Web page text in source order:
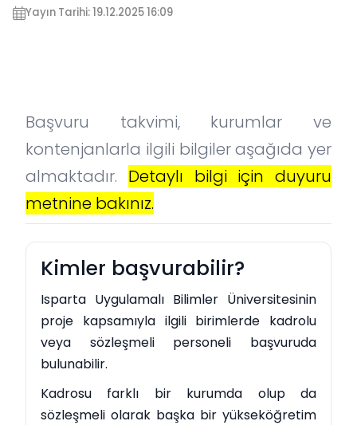
Yayın Tarihi: 19.12.2025 16:09
Başvuru takvimi, kurumlar ve
kontenjanlarla ilgili bilgiler aşağıda yer
almaktadır. Detaylı bilgi için duyuru
metnine bakınız.
Kimler başvurabilir?
Isparta Uygulamalı Bilimler Üniversitesinin
proje kapsamıyla ilgili birimlerde kadrolu
veya sözleşmeli personeli başvuruda
bulunabilir.
Kadrosu farklı bir kurumda olup da
sözleşmeli olarak başka bir yükseköğretim